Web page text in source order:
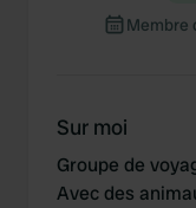
Membre
Sur moi
Groupe de
Avec des